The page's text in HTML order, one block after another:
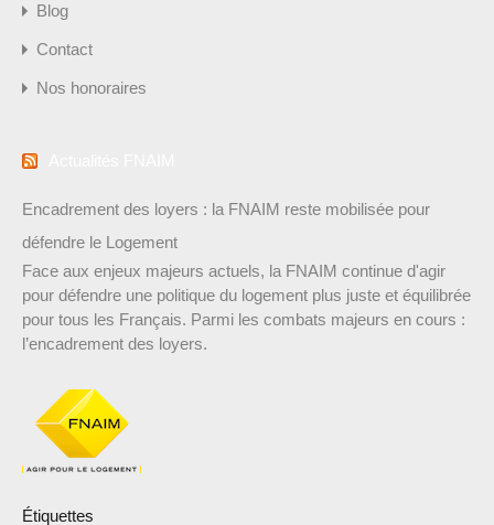
Blog
Contact
Nos honoraires
Encadrement des loyers : la FNAIM reste mobilisée pour
défendre le Logement
Face aux enjeux majeurs actuels, la FNAIM continue d'agir
pour défendre une politique du logement plus juste et équilibrée
pour tous les Français. Parmi les combats majeurs en cours :
l’encadrement des loyers.
Étiquettes